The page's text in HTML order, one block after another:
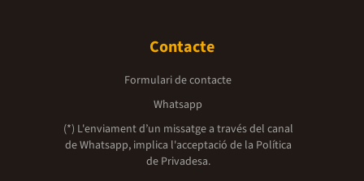
Contacte
Formulari de contacte
Whatsapp
(*) L'enviament d’un missatge a través del canal
de Whatsapp, implica l'acceptació de la Política
de Privadesa.